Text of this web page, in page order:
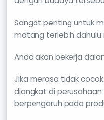
Sangat penting untuk
matang terlebih dahulu
Anda akan bekerja
Jika merasa tidak
diangkat di
berpengaruh pada